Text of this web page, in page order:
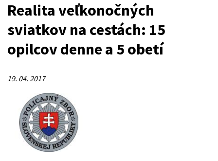
Realita veľkonočných
sviatkov na cestách: 15
opilcov denne a 5 obetí
19. 04. 2017